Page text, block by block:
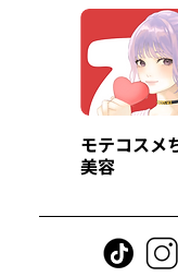
モテコスメ
美容